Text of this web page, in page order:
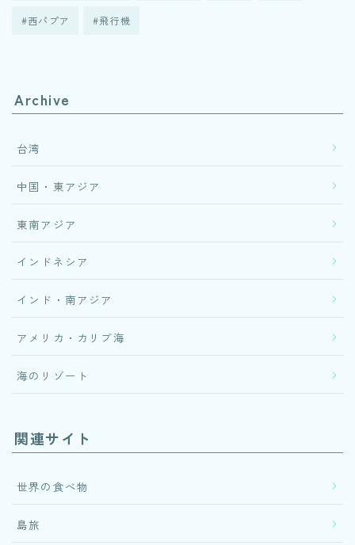
西パプア 飛行機
Archive
台湾
中国・東アジア
東南アジア
インドネシア
インド・南アジア
アメリカ・カリブ海
海のリゾート
関連サイト
世界の食べ物
島旅